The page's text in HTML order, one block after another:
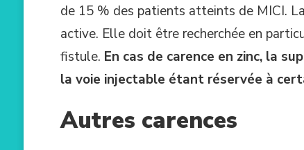
de 15 % des patients atteints de MICI.
active. Elle doit être recherchée en
fistule. En cas de carence en zinc, la
la voie injectable étant réservée à
Autres carences